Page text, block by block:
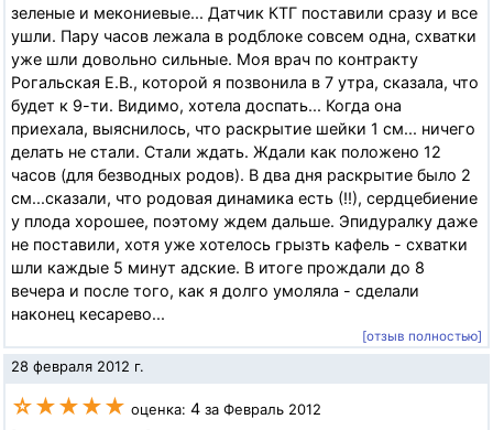
зеленые и мекониевые... Датчик КТГ поставили сразу и все
ушли. Пару часов лежала в родблоке совсем одна, схватки
уже шли довольно сильные. Моя врач по контракту
Рогальская Е.В., которой я позвонила в 7 утра, сказала, что
будет к 9-ти. Видимо, хотела доспать... Когда она
приехала, выяснилось, что раскрытие шейки 1 см... ничего
делать не стали. Стали ждать. Ждали как положено 12
часов (для безводных родов). В два дня раскрытие было 2
см...сказали, что родовая динамика есть (!!), сердцебиение
у плода хорошее, поэтому ждем дальше. Эпидуралку даже
не поставили, хотя уже хотелось грызть кафель - схватки
шли каждые 5 минут адские. В итоге прождали до 8
вечера и после того, как я долго умоляла - сделали
наконец кесарево...
[отзыв полностью]
28 февраля 2012 г.
☆★★★★ оценка: 4 за Февраль 2012